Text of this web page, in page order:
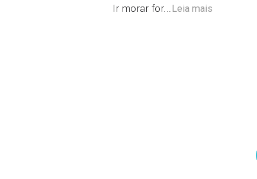
Ir morar for...Leia mais